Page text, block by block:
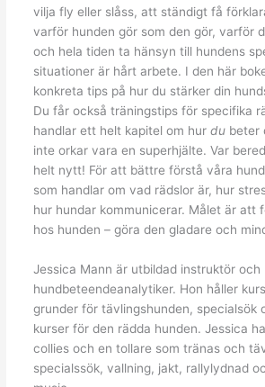
vilja fly eller slåss, att ständigt få
varför hunden gör som den gör, varför
och hela tiden ta hänsyn till hundens
situationer är hårt arbete. I den här
konkreta tips på hur du stärker din
Du får också träningstips för specifika
handlar ett helt kapitel om hur dubeter
inte orkar vara en superhjälte. Var
helt nytt! För att bättre förstå våra
som handlar om vad rädslor är, hur
hur hundar kommunicerar. Målet är att
hos hunden – göra den gladare och
Jessica Mann är utbildad instruktör och
hundbeteendeanalytiker. Hon håller
grunder för tävlingshunden, specialsök
kurser för den rädda hunden. Jessica
collies och en tollare som tränas och
specialssök, vallning, jakt, rallylydnad